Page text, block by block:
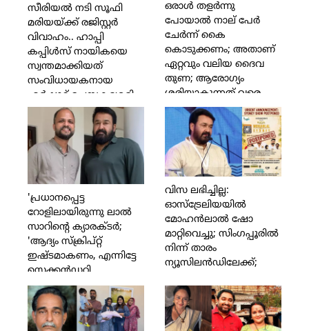
സീരിയല്‍ നടി സൂഫി
മരിയയ്ക്ക് രജിസ്റ്റര്‍
വിവാഹം.. ഹാപ്പി
കപ്പിള്‍സ് നായികയെ
സ്വന്തമാക്കിയത്
സംവിധായകനായ
ഹര്‍ഷാദ് ചെമ്പകശ്ശേരി
ഒരാള്‍ തളര്‍ന്നു
പോയാല്‍ നാല് പേര്‍
ചേര്‍ന്ന് കൈ
കൊടുക്കണം; അതാണ്
ഏറ്റവും വലിയ ദൈവ
തുണ; ആരോഗ്യം
ശരിയാകുന്നത് വരെ
ഞാന്‍ നോക്കിക്കോളാം;
മികച്ച കലാകാരനെ
മലയാളത്തിന് തിരിച്ചു
വേണം; ഉല്ലാസ്
പന്തളത്തിനും
കുടുംബത്തിനും
ധനസഹായവുമായി
നടന്‍ ബാല
'പ്രധാനപ്പെട്ട
റോളിലായിരുന്നു ലാല്‍
സാറിന്റെ ക്യാരക്ടര്‍;
'ആദ്യം സ്‌ക്രിപ്റ്റ്
ഇഷ്ടമാകണം, എന്നിട്ടേ
സെക്കന്‍ഡറി
ആര്‍ട്ടിസ്റ്റുകളെക്കുറിച്ച്
ചിന്തിക്കുള്ളൂ' എന്ന്
അവര്‍ മറുപടി നല്‍കി;
അങ്ങനെ വിളിച്ചത്
വിസ ലഭിച്ചില്ല:
ഓസ്‌ട്രേലിയയില്‍
മോഹന്‍ലാല്‍ ഷോ
മാറ്റിവെച്ചു; സിംഗപ്പൂരില്‍
നിന്ന് താരം
ന്യൂസിലന്‍ഡിലേക്ക്;
പ്രകടിപ്പിച്ച്
മോഹന്‍ലാല്‍;
ചിത്രയ്ക്കും മനോജ് കെ